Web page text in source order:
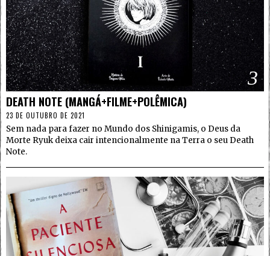
3
DEATH NOTE (MANGÁ+FILME+POLÊMICA)
23 DE OUTUBRO DE 2021
Sem nada para fazer no Mundo dos Shinigamis, o Deus da
Morte Ryuk deixa cair intencionalmente na Terra o seu Death
Note.